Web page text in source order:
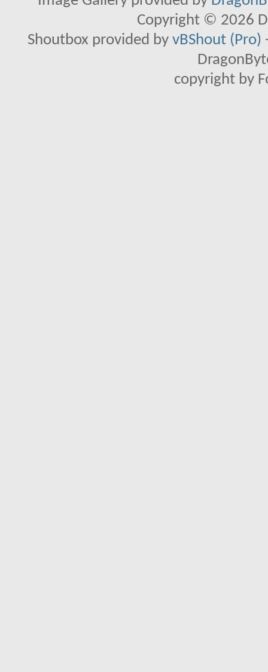
Copyright © 2026
Shoutbox provided by vBShout (Pro)
copyright by